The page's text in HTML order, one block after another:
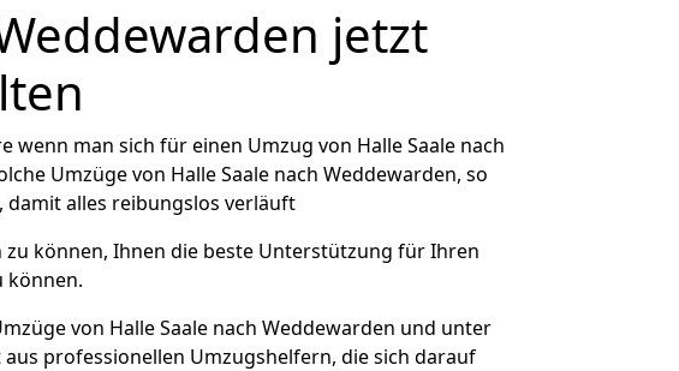
jetzt
wenn man sich für einen Umzug von Halle Saale nach
Umzüge von Halle Saale nach Weddewarden, so
, damit alles reibungslos verläuft
können, Ihnen die beste Unterstützung für Ihren
können.
von Halle Saale nach Weddewarden und unter
professionellen Umzugshelfern, die sich darauf